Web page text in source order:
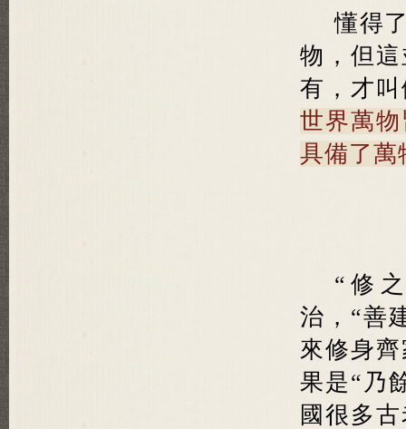
懂得
物，但
有，才
世界萬
具備了萬
“修
治，“善
來修身
果是“乃
國很多